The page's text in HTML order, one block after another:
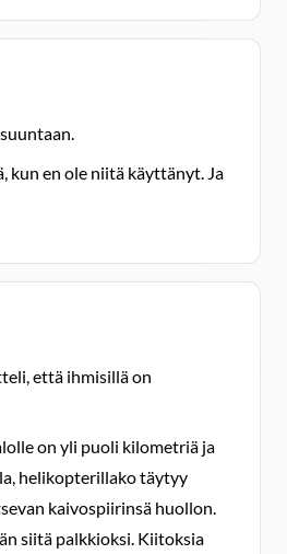
kun en ole niitä käyttänyt. Ja
että ihmisillä on
on yli puoli kilometriä ja
helikopterillako täytyy
kaivospiirinsä huollon.
siitä palkkioksi. Kiitoksia